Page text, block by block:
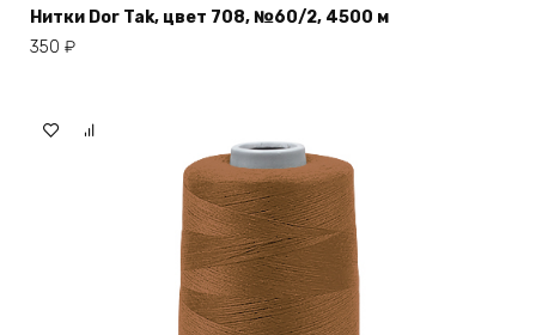
Нитки Dor Tak, цвет 708, №60/2, 4500 м
350 ₽